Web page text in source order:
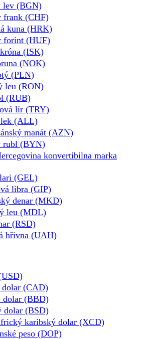
lev (BGN)
frank (CHF)
kuna (HRK)
forint (HUF)
(ISK)
(NOK)
(PLN)
leu (RON)
(RUB)
lír (TRY)
(ALL)
manát (AZN)
rubl (BYN)
konvertibilna marka
(GEL)
libra (GIP)
denar (MKD)
leu (MDL)
(RSD)
hřivna (UAH)
dolar (CAD)
dolar (BBD)
dolar (BSD)
karibský dolar (XCD)
peso (DOP)